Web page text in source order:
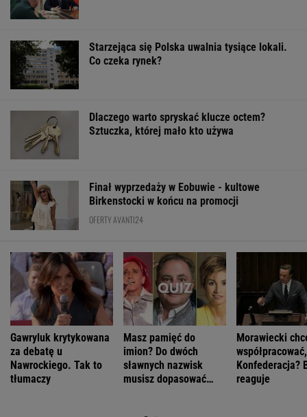
Starzejąca się Polska uwalnia tysiące lokali.
Co czeka rynek?
Dlaczego warto spryskać klucze octem?
Sztuczka, której mało kto używa
Finał wyprzedaży w Eobuwie - kultowe
Birkenstocki w końcu na promocji
OFERTY AVANTI24
Gawryluk krytykowana
za debatę u
Nawrockiego. Tak to
tłumaczy
Masz pamięć do
imion? Do dwóch
sławnych nazwisk
musisz dopasować
Morawiecki
Konfederacja?
reaguje